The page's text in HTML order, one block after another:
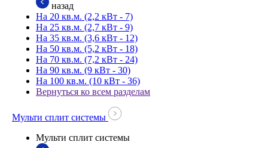
назад
На 20 кв.м. (2,2 кВт - 7)
На 25 кв.м. (2,7 кВт - 9)
На 35 кв.м. (3,6 кВт - 12)
На 50 кв.м. (5,2 кВт - 18)
На 70 кв.м. (7,2 кВт - 24)
На 90 кв.м. (9 кВт - 30)
На 100 кв.м. (10 кВт - 36)
Вернуться ко всем разделам
Мульти сплит системы
Мульти сплит системы